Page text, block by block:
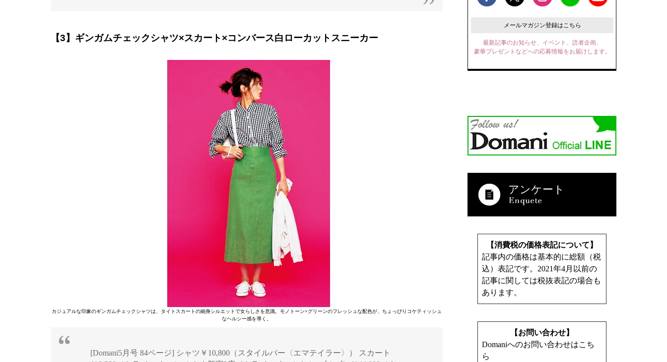
【3】ギンガムチェックシャツ×スカート×コンバース白ローカットスニーカー
カジュアルな印象のギンガムチェックシャツは、タイトスカートの細身シルエットで女らしさを意識。モノトーン×グリーンのフレッシュな配色が、ちょっぴりコケティッシュ
なヘルシー感を導く。
[Domani5月号 84ページ] シャツ￥10,800（スタイルバー〈エマテイラー〉） スカート
メールマガジン登録はこちら
最新記事のお知らせ、イベント、読者企画、
豪華プレゼントなどへの応募情報をお届けします。
アンケート
【消費税の価格表記について】
記事内の価格は基本的に総額（税
込）表記です。2021年4月以前の
記事に関しては税抜表記の場合も
あります。
【お問い合わせ】
Domaniへのお問い合わせはこち
ら